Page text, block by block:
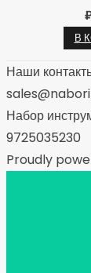
В
Наши
Набор
9725035230
Proudly